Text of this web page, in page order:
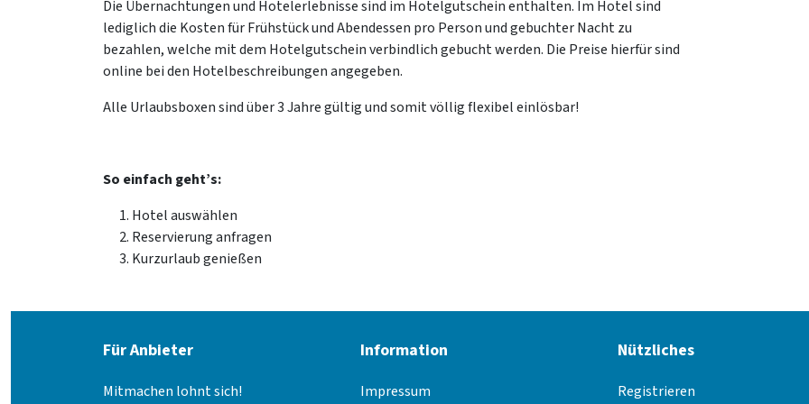
Die Übernachtungen und Hotelerlebnisse sind im Hotelgutschein enthalten. Im Hotel sind
lediglich die Kosten für Frühstück und Abendessen pro Person und gebuchter Nacht zu
bezahlen, welche mit dem Hotelgutschein verbindlich gebucht werden. Die Preise hierfür sind
online bei den Hotelbeschreibungen angegeben.
Alle Urlaubsboxen sind über 3 Jahre gültig und somit völlig flexibel einlösbar!
So einfach geht’s:
Hotel auswählen
Reservierung anfragen
Kurzurlaub genießen
Für Anbieter
Mitmachen lohnt sich!
Information
Impressum
Nützliches
Registrieren